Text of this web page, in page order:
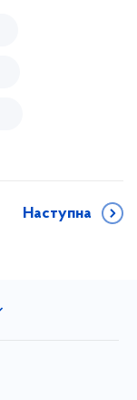
Наступна